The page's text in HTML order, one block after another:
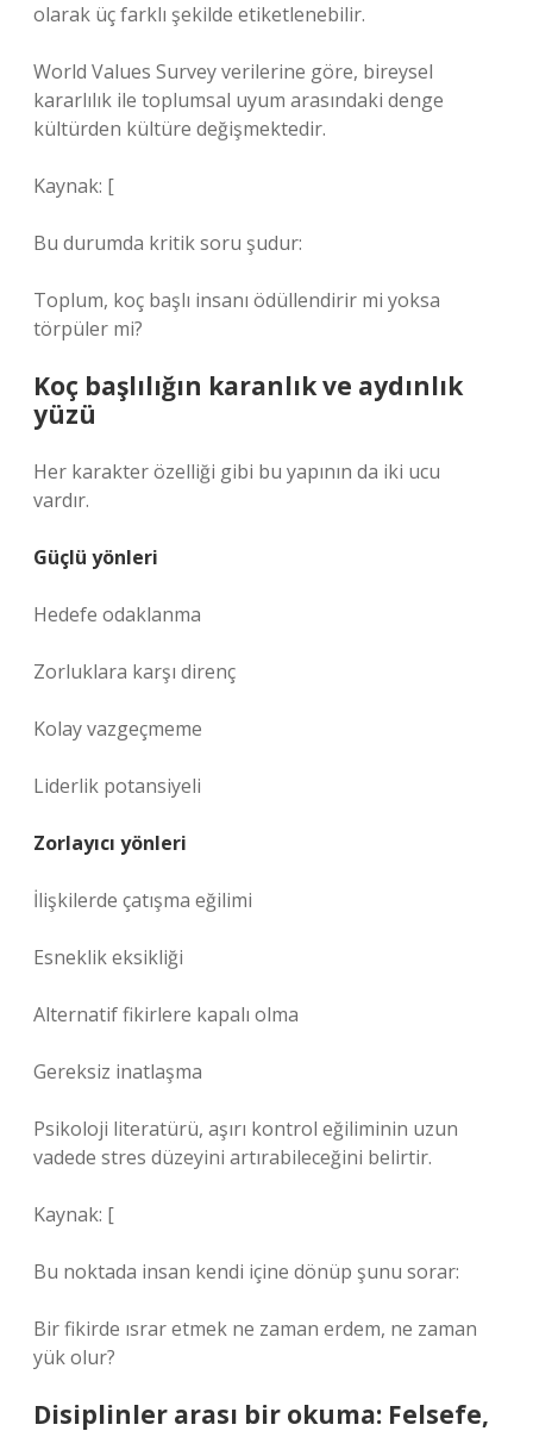
olarak üç farklı şekilde etiketlenebilir.
World Values Survey verilerine göre, bireysel
kararlılık ile toplumsal uyum arasındaki denge
kültürden kültüre değişmektedir.
Kaynak: [
Bu durumda kritik soru şudur:
Toplum, koç başlı insanı ödüllendirir mi yoksa
törpüler mi?
Koç başlılığın karanlık ve aydınlık
yüzü
Her karakter özelliği gibi bu yapının da iki ucu
vardır.
Güçlü yönleri
Hedefe odaklanma
Zorluklara karşı direnç
Kolay vazgeçmeme
Liderlik potansiyeli
Zorlayıcı yönleri
İlişkilerde çatışma eğilimi
Esneklik eksikliği
Alternatif fikirlere kapalı olma
Gereksiz inatlaşma
Psikoloji literatürü, aşırı kontrol eğiliminin uzun
vadede stres düzeyini artırabileceğini belirtir.
Kaynak: [
Bu noktada insan kendi içine dönüp şunu sorar:
Bir fikirde ısrar etmek ne zaman erdem, ne zaman
yük olur?
Disiplinler arası bir okuma: Felsefe,